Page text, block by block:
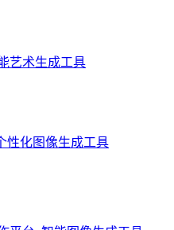
艺术生成工具
性化图像生成工具